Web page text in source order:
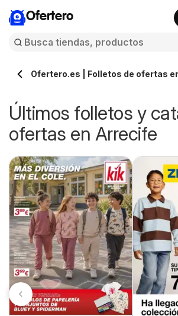
Ofertero
Ofertero.es | Folletos de ofertas
Últimos folletos y
ofertas en Arrecife